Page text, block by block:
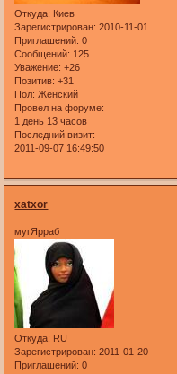
Откуда: Киев
Зарегистрирован: 2010-11-01
Приглашений: 0
Сообщений: 125
Уважение: +26
Позитив: +31
Пол: Женский
Провел на форуме:
1 день 13 часов
Последний визит:
2011-09-07 16:49:50
xatxor
мугЯрраб
Откуда: RU
Зарегистрирован: 2011-01-20
Приглашений: 0